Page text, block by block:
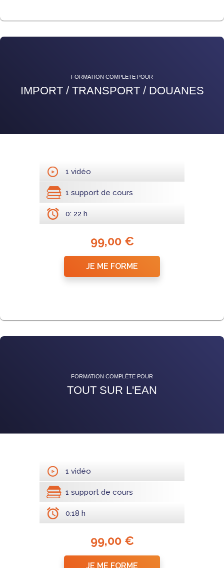
FORMATION COMPLÈTE POUR
IMPORT / TRANSPORT / DOUANES
1 vidéo
1 support de cours
0: 22 h
99,00 €
JE ME FORME
FORMATION COMPLÈTE POUR
TOUT SUR L'EAN
1 vidéo
1 support de cours
0:18 h
99,00 €
JE ME FORME